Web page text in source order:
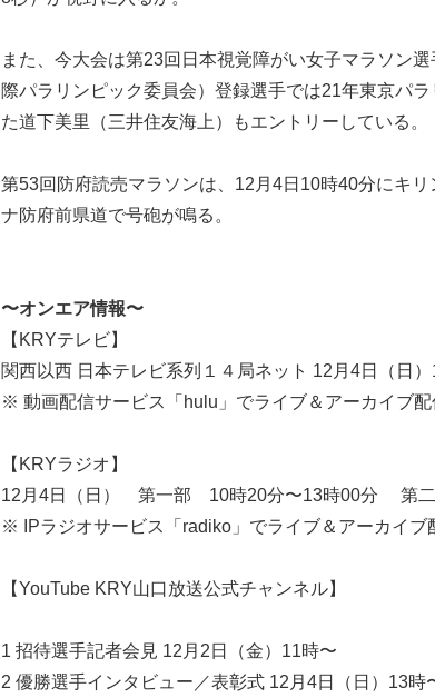
また、今大会は第23回日本視覚障がい女子マラソン
際パラリンピック委員会）登録選手では21年東京パ
た道下美里（三井住友海上）もエントリーしている。
第53回防府読売マラソンは、12月4日10時40分にキ
ナ防府前県道で号砲が鳴る。
〜オンエア情報〜
【KRYテレビ】
関西以西 日本テレビ系列１４局ネット 12月4日（日
※ 動画配信サービス「hulu」でライブ＆アーカイブ配
【KRYラジオ】
12月4日（日） 第一部 10時20分〜13時00分 第
※ IPラジオサービス「radiko」でライブ＆アーカイブ
【YouTube KRY山口放送公式チャンネル】
1 招待選手記者会見 12月2日（金）11時〜
2 優勝選手インタビュー／表彰式 12月4日（日）13時